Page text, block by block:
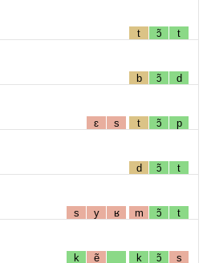
t ɔ̃ t
b ɔ̃ d
ɛ s t ɔ̃ p
d ɔ̃ t
s y ʁ m ɔ̃ t
k ẽ k ɔ̃ s